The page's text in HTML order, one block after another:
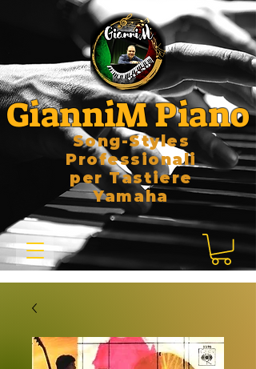
GianniM Piano
Song-Styles
Professionali
per Tastiere
Yamaha